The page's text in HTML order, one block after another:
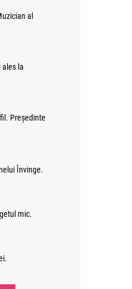
al
ales la
Președinte
Învinge.
mic.